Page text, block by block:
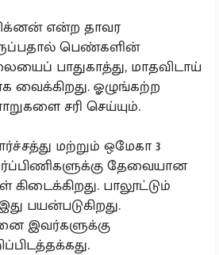
என்ற தாவர
பெண்களின்
பாதுகாத்து, மாதவிடாய்
வைக்கிறது. ஓழுங்கற்ற
சரி செய்யும்.
மற்றும் ஒமேகா 3
தேவையான
கிடைக்கிறது. பாலூட்டும்
பயன்படுகிறது.
இவர்களுக்கு